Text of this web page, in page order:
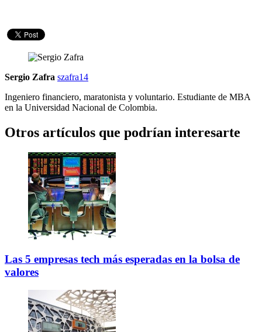
Sergio Zafra szafra14
Ingeniero financiero, maratonista y voluntario. Estudiante de MBA
en la Universidad Nacional de Colombia.
Otros artículos que podrían interesarte
Las 5 empresas tech más esperadas en la bolsa de
valores